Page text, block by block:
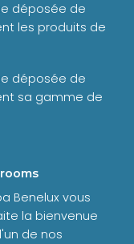
déposée de
les produits de
déposée de
sa gamme de
Benelux vous
la bienvenue
de nos